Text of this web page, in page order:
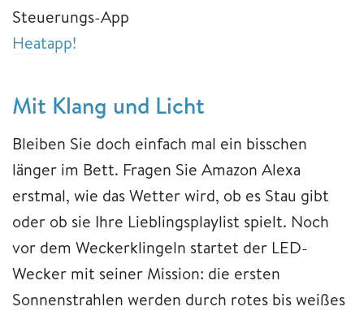
Steuerungs-App
Heatapp!
Mit Klang und Licht
Bleiben Sie doch einfach mal ein bisschen
länger im Bett. Fragen Sie Amazon Alexa
erstmal, wie das Wetter wird, ob es Stau gibt
oder ob sie Ihre Lieblingsplaylist spielt. Noch
vor dem Weckerklingeln startet der LED-
Wecker mit seiner Mission: die ersten
Sonnenstrahlen werden durch rotes bis weißes